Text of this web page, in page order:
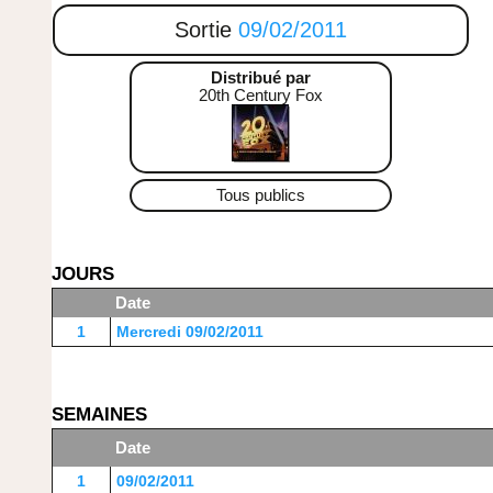
Sortie 09/02/2011
Distribué par
20th Century Fox
Tous publics
JOURS
Date
1
Mercredi 09/02/2011
SEMAINES
Date
1
09/02/2011